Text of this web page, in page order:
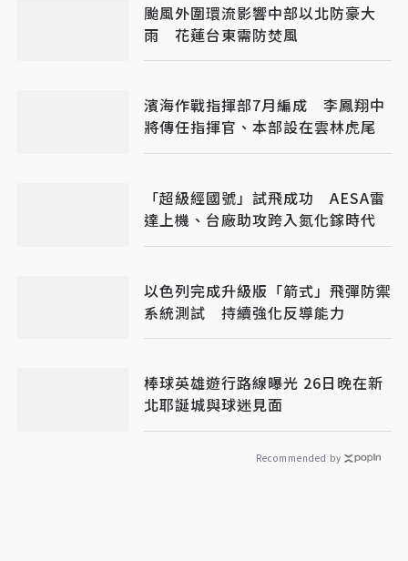
颱風外圍環流影響中部以北防豪大
雨 花蓮台東需防焚風
濱海作戰指揮部7月編成 李鳳翔中
將傳任指揮官、本部設在雲林虎尾
「超級經國號」試飛成功 AESA雷
達上機、台廠助攻跨入氮化鎵時代
以色列完成升級版「箭式」飛彈防禦
系統測試 持續強化反導能力
棒球英雄遊行路線曝光 26日晚在新
北耶誕城與球迷見面
Recommended by